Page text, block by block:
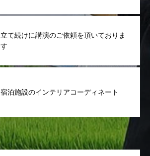
立て続けに講演のご依頼を頂いておりま
す
宿泊施設のインテリアコーディネート